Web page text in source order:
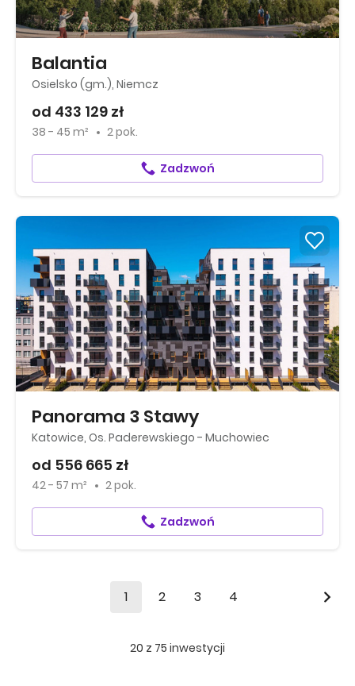
Balantia
Osielsko (gm.), Niemcz
od 433 129 zł
38 - 45 m² 2 pok.
Zadzwoń
Panorama 3 Stawy
Katowice, Os. Paderewskiego - Muchowiec
od 556 665 zł
42 - 57 m² 2 pok.
Zadzwoń
1 2 3 4
20 z 75 inwestycji